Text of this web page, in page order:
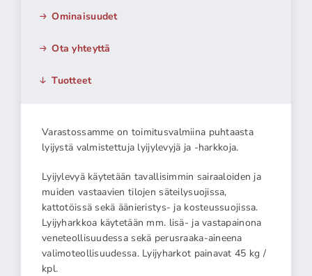
Ominaisuudet
Ota yhteyttä
Tuotteet
Varastossamme on toimitusvalmiina puhtaasta
lyijystä valmistettuja lyijylevyjä ja -harkkoja.
Lyijylevyä käytetään tavallisimmin sairaaloiden ja
muiden vastaavien tilojen säteilysuojissa,
kattotöissä sekä äänieristys- ja kosteussuojissa.
Lyijyharkkoa käytetään mm. lisä- ja vastapainona
veneteollisuudessa sekä perusraaka-aineena
valimoteollisuudessa. Lyijyharkot painavat 45 kg /
kpl.